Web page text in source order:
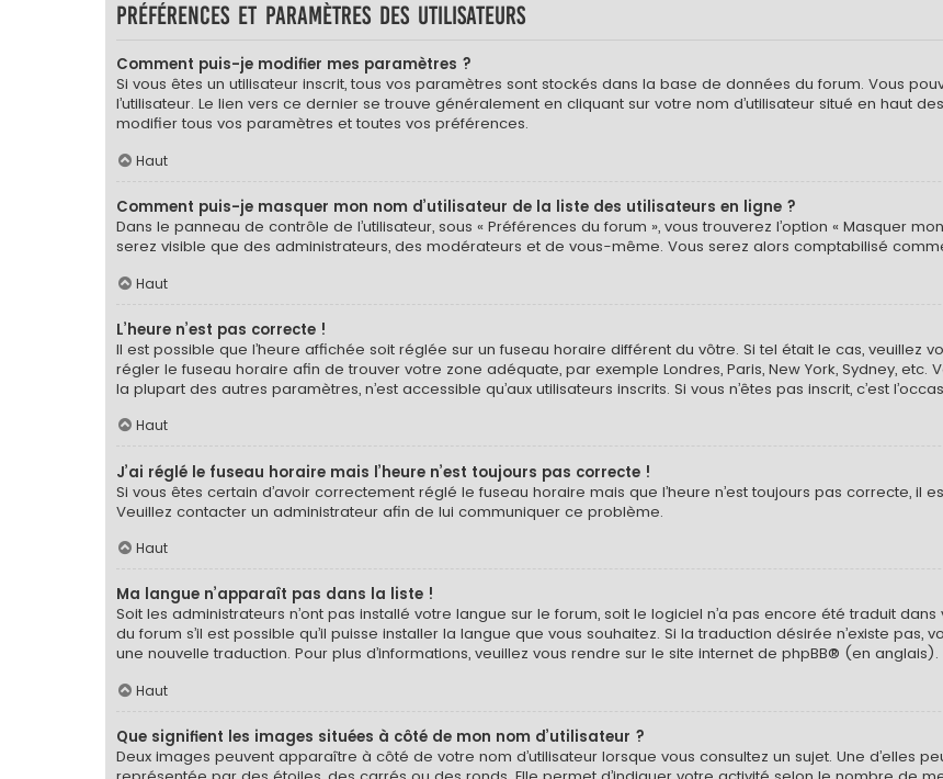
Préférences et paramètres des utilisateurs
Comment puis-je modifier mes paramètres ?
Si vous êtes un utilisateur inscrit, tous vos paramètres sont stockés dans la base de données du forum. Vous
l’utilisateur. Le lien vers ce dernier se trouve généralement en cliquant sur votre nom d’utilisateur situé en haut
modifier tous vos paramètres et toutes vos préférences.
Haut
Comment puis-je masquer mon nom d’utilisateur de la liste des utilisateurs en ligne ?
Dans le panneau de contrôle de l’utilisateur, sous « Préférences du forum », vous trouverez l’option « Masquer
serez visible que des administrateurs, des modérateurs et de vous-même. Vous serez alors comptabilisé
Haut
L’heure n’est pas correcte !
Il est possible que l’heure affichée soit réglée sur un fuseau horaire différent du vôtre. Si tel était le cas, veuillez
régler le fuseau horaire afin de trouver votre zone adéquate, par exemple Londres, Paris, New York, Sydney,
la plupart des autres paramètres, n’est accessible qu’aux utilisateurs inscrits. Si vous n’êtes pas inscrit, c’est
Haut
J’ai réglé le fuseau horaire mais l’heure n’est toujours pas correcte !
Si vous êtes certain d’avoir correctement réglé le fuseau horaire mais que l’heure n’est toujours pas correcte, il
Veuillez contacter un administrateur afin de lui communiquer ce problème.
Haut
Ma langue n’apparaît pas dans la liste !
Soit les administrateurs n’ont pas installé votre langue sur le forum, soit le logiciel n’a pas encore été traduit
du forum s’il est possible qu’il puisse installer la langue que vous souhaitez. Si la traduction désirée n’existe
une nouvelle traduction. Pour plus d’informations, veuillez vous rendre sur le site internet de phpBB® (en anglais).
Haut
Que signifient les images situées à côté de mon nom d’utilisateur ?
Deux images peuvent apparaître à côté de votre nom d’utilisateur lorsque vous consultez un sujet. Une d’elles